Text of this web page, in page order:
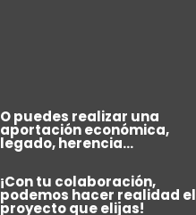
O puedes realizar una
aportación económica,
legado, herencia...
¡Con tu colaboración,
podemos hacer realidad el
proyecto que elijas!